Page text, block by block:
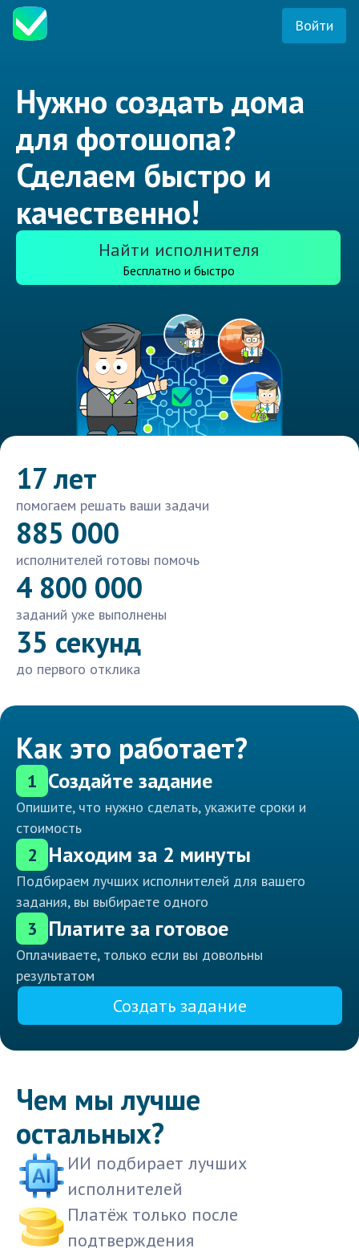
Войти
Нужно создать дома
для фотошопа?
Сделаем быстро и
качественно!
Найти исполнителя
Бесплатно и быстро
17 лет
помогаем решать ваши задачи
885 000
исполнителей готовы помочь
4 800 000
заданий уже выполнены
35 секунд
до первого отклика
Как это работает?
1 Создайте задание
Опишите, что нужно сделать, укажите сроки и
стоимость
2 Находим за 2 минуты
Подбираем лучших исполнителей для вашего
задания, вы выбираете одного
3 Платите за готовое
Оплачиваете, только если вы довольны
результатом
Создать задание
Чем мы лучше
остальных?
ИИ подбирает лучших
исполнителей
Платёж только после
подтверждения